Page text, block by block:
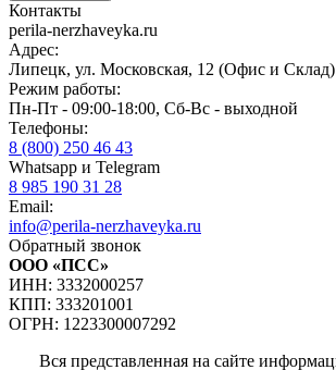
Контакты
perila-nerzhaveyka.ru
Адрес:
Липецк, ул. Московская, 12 (Офис и Склад)
Режим работы:
Пн-Пт - 09:00-18:00, Сб-Вс - выходной
Телефоны:
8 (800) 250 46 43
Whatsapp и Telegram
8 985 190 31 28
Email:
info@perila-nerzhaveyka.ru
Обратный звонок
ООО «ПСС»
ИНН: 3332000257
КПП: 333201001
ОГРН: 1223300007292
Вся представленная на сайте